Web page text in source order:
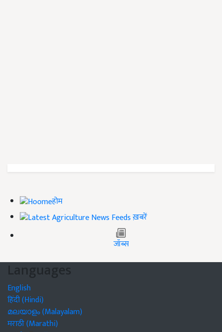
होम
ख़बरें
जॉब्स
Languages
English
हिंदी (Hindi)
മലയാളം (Malayalam)
मराठी (Marathi)